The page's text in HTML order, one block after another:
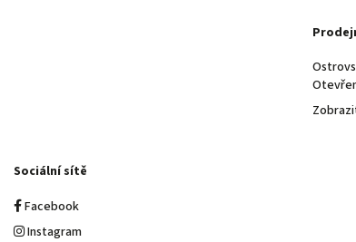
Sociální sítě
Facebook
Instagram